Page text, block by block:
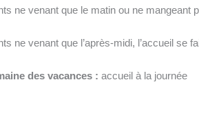
ne venant que le matin ou ne
ne venant que l’après-midi, l’accueil se
des vacances : accueil à la journée